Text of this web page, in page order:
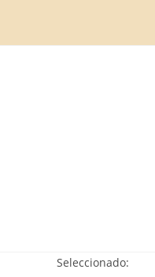
contenido
Seleccionado: